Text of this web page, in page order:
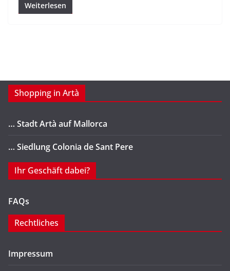
Weiterlesen
Shopping in Artà
… Stadt Artà auf Mallorca
… Siedlung Colonia de Sant Pere
Ihr Geschäft dabei?
FAQs
Rechtliches
Impressum